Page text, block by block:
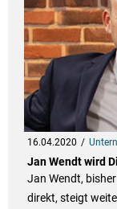
16.04.2020
Jan Wendt wird
Jan Wendt,
direkt, steigt